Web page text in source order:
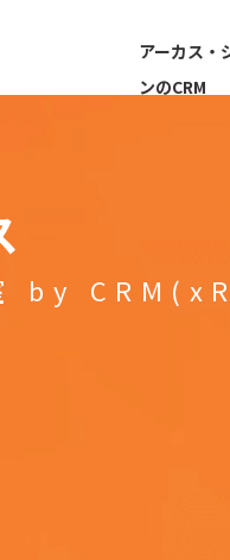
アーカス・
ンのCRM
by